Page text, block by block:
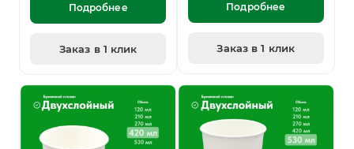
Подробнее
Заказ в 1 клик
Подробнее
Заказ в 1 клик